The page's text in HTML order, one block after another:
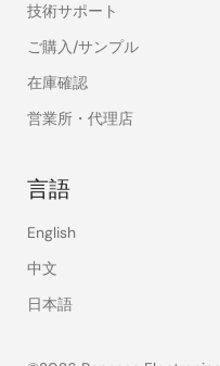
技術サポート
ご購入/サンプル
在庫確認
営業所・代理店
言語
English
中文
日本語